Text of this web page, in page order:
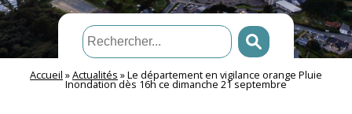
Accueil »Actualités »Le département en vigilance orange Pluie
Inondation dès 16h ce dimanche 21 septembre